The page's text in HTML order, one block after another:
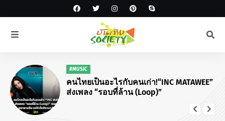
#MUSIC
คนไทยเป็นอะไรกับคนเก่า!“INC MATAWEE”
ส่งเพลง “รอบที่ล้าน (Loop)”